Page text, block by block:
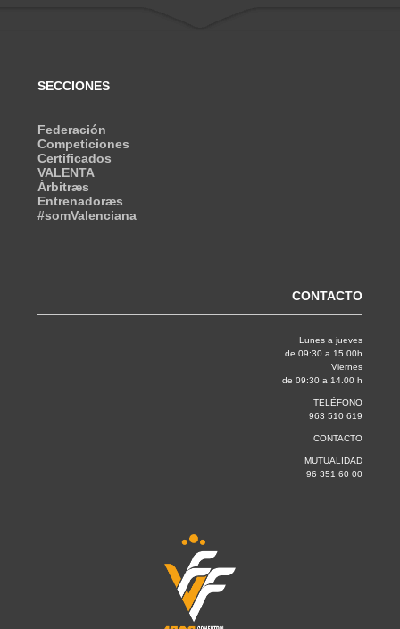
SECCIONES
Federación
Competiciones
Certificados
VALENTA
Árbitræs
Entrenadoræs
#somValenciana
CONTACTO
Lunes a jueves
de 09:30 a 15.00h
Viernes
de 09:30 a 14.00 h
TELÉFONO
963 510 619
CONTACTO
MUTUALIDAD
96 351 60 00